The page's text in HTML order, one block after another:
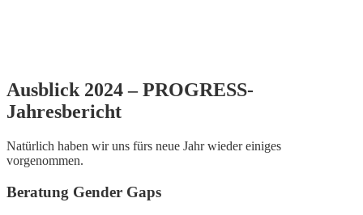
Ausblick 2024 – PROGRESS-
Jahresbericht
Natürlich haben wir uns fürs neue Jahr wieder einiges
vorgenommen.
Beratung Gender Gaps